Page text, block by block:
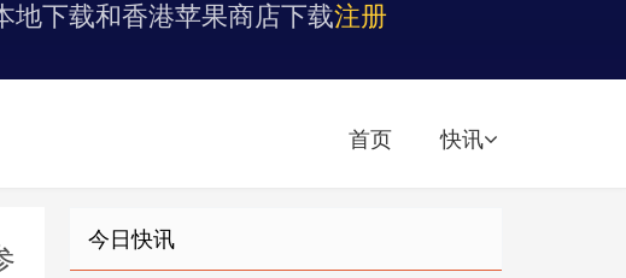
地下载和香港苹果商店下载注册
首页 快讯
今日快讯